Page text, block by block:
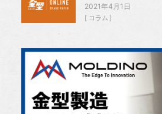
2021年4月1日
コラム